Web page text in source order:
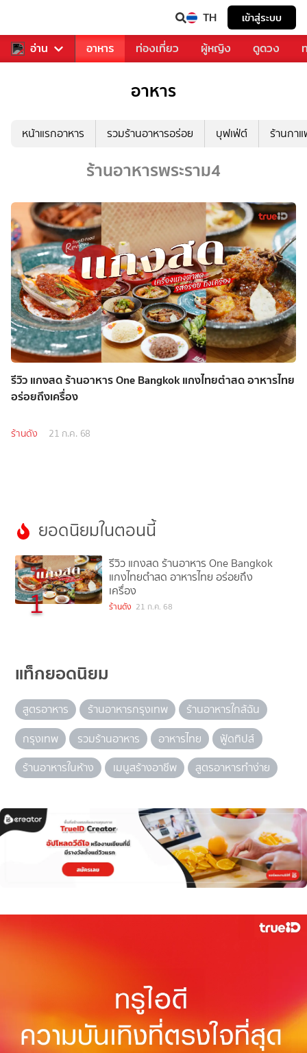
TH เข้าสู่ระบบ
อ่าน
รวงการเพลง อาหาร ท่องเที่ยว ผู้หญิง ดูดวง
อาหาร
หน้าแรกอาหาร รวมร้านอาหารอร่อย บุฟเฟ่ต์ ร้านกา
ร้านอาหารพระราม4
รีวิว แกงสด ร้านอาหาร One Bangkok แกงไทยตำสด อาหารไทย
อร่อยถึงเครื่อง
ร้านดัง 21 ก.ค. 68
ยอดนิยมในตอนนี้
1
รีวิว แกงสด ร้านอาหาร One Bangkok
แกงไทยตำสด อาหารไทย อร่อยถึง
เครื่อง
ร้านดัง 21 ก.ค. 68
แท็กยอดนิยม
สูตรอาหาร ร้านอาหารกรุงเทพ
ร้านอาหารใกล้ฉัน
กรุงเทพ
รวมร้านอาหาร อาหารไทย
ฟู้ดทิปส์
ร้านอาหารในห้าง
เมนูสร้างอาชีพ สูตรอาหารทำง่าย